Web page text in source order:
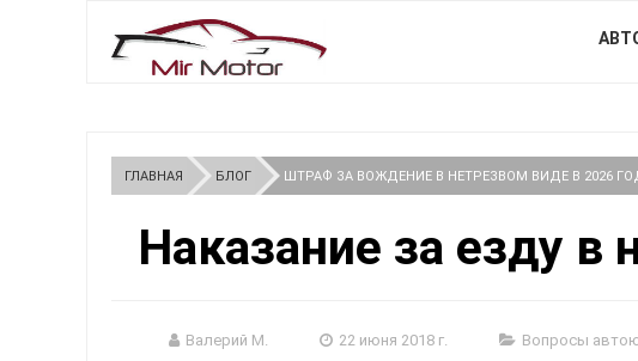
ГЛАВНАЯ БЛОГ ШТРАФ ЗА ВОЖДЕНИЕ В НЕТРЕЗВОМ ВИДЕ В 2026
Наказание за езду в
Валерий М. 22 июня 2018 г. Вопросы